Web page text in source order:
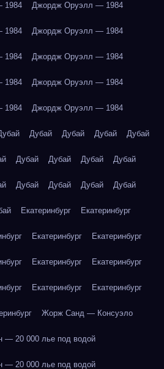
1984 Джордж Оруэлл — 1984
1984 Джордж Оруэлл — 1984
1984 Джордж Оруэлл — 1984
1984 Джордж Оруэлл — 1984
1984 Джордж Оруэлл — 1984
Дубай Дубай Дубай Дубай
Дубай Дубай Дубай Дубай
Дубай Дубай Дубай Дубай
Екатеринбург Екатеринбург
Екатеринбург Екатеринбург
Екатеринбург Екатеринбург
Екатеринбург Екатеринбург
Жорж Санд — Консуэло
20 000 лье под водой
20 000 лье под водой